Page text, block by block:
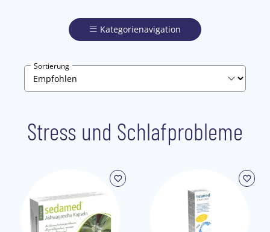
Kategorienavigation
Sortierung
Stress und Schlafprobleme